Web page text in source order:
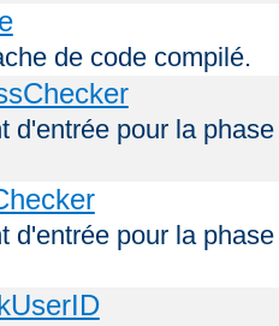
de code compilé.
d'entrée pour la
d'entrée pour la